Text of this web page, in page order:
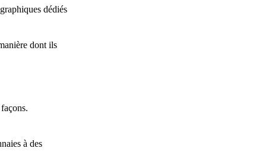
dédiés
dont ils
à des